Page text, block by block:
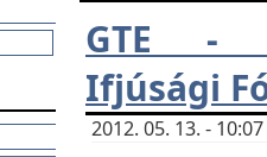
GTE -
Ifjúsági
2012. 05. 13. -